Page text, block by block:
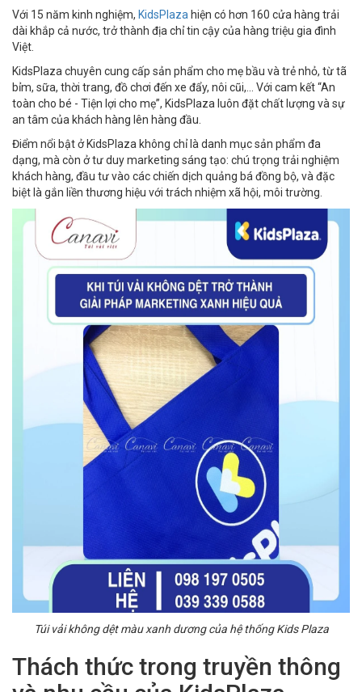
Với 15 năm kinh nghiệm, KidsPlaza hiện có hơn 160 cửa hàng trải
dài khắp cả nước, trở thành địa chỉ tin cậy của hàng triệu gia đình
Việt.
KidsPlaza chuyên cung cấp sản phẩm cho mẹ bầu và trẻ nhỏ, từ tã
bỉm, sữa, thời trang, đồ chơi đến xe đẩy, nôi cũi,... Với cam kết “An
toàn cho bé - Tiện lợi cho mẹ”, KidsPlaza luôn đặt chất lượng và sự
an tâm của khách hàng lên hàng đầu.
Điểm nổi bật ở KidsPlaza không chỉ là danh mục sản phẩm đa
dạng, mà còn ở tư duy marketing sáng tạo: chú trọng trải nghiệm
khách hàng, đầu tư vào các chiến dịch quảng bá đồng bộ, và đặc
biệt là gắn liền thương hiệu với trách nhiệm xã hội, môi trường.
Túi vải không dệt màu xanh dương của hệ thống Kids Plaza
Thách thức trong truyền thông